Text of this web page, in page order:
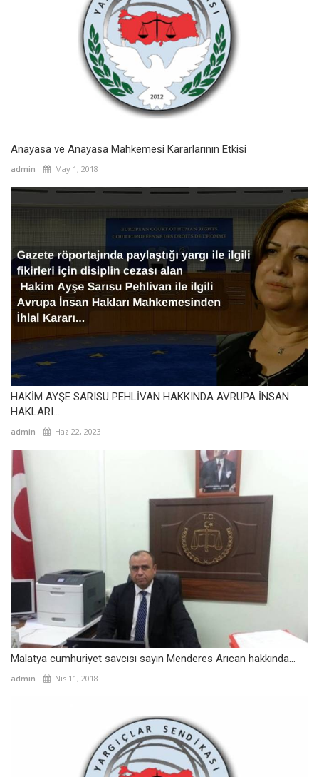
Anayasa ve Anayasa Mahkemesi Kararlarının Etkisi
admin May 1, 2018
HAKİM AYŞE SARISU PEHLİVAN HAKKINDA AVRUPA İNSAN
HAKLARI...
admin Haz 22, 2023
Malatya cumhuriyet savcısı sayın Menderes Arıcan hakkında...
admin Nis 11, 2018